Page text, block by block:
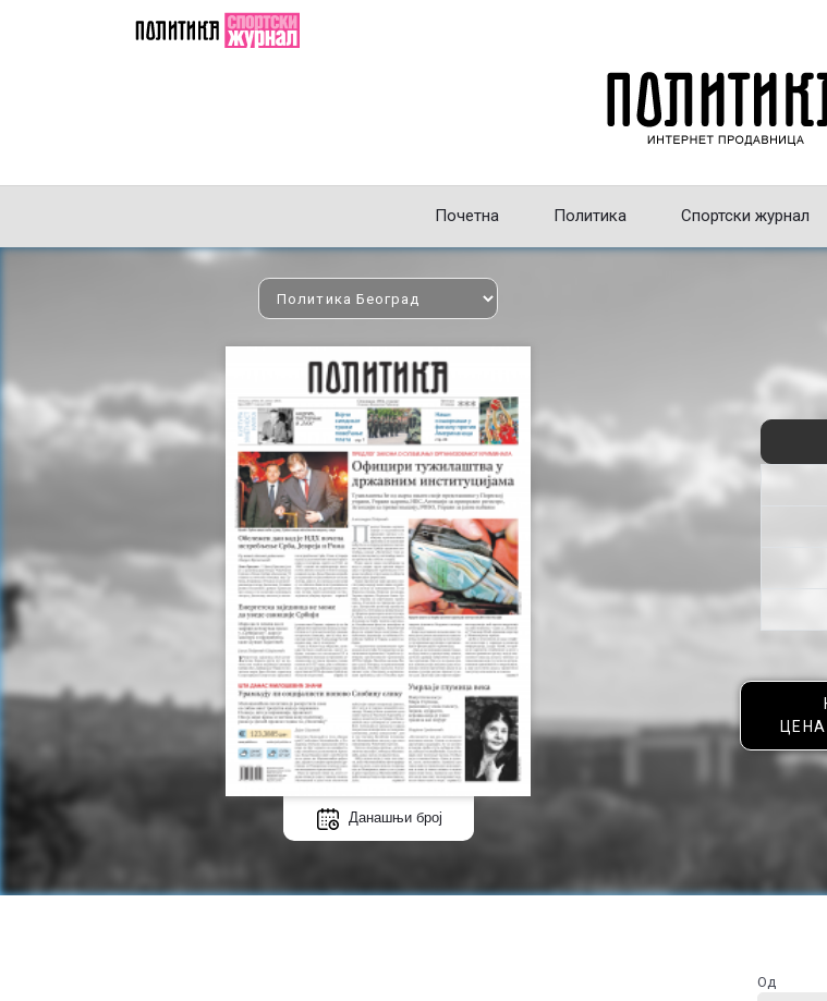
Почетна Политика Спортски журнал
Данашњи број
ЦЕНА
Од